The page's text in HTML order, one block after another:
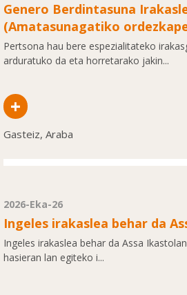
Genero Berdintasuna
(Amatasunagatiko
Pertsona hau bere espezialitateko
arduratuko da eta horretarako jakin...
+
Gasteiz, Araba
2026-Eka-26
Ingeles irakaslea behar da
Ingeles irakaslea behar da Assa
hasieran lan egiteko i...